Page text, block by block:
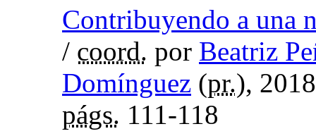
Contribuyendo a una
/ coord. por Beatriz
Domínguez (pr.),
págs. 111-118